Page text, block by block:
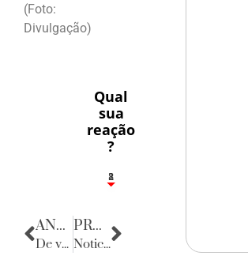
(Foto:
Divulgação)
Qual
sua
reação
?
1
2
8
ANTERIOR
De volta para o passado
PRÓXIMA
Noticias da Paraíba